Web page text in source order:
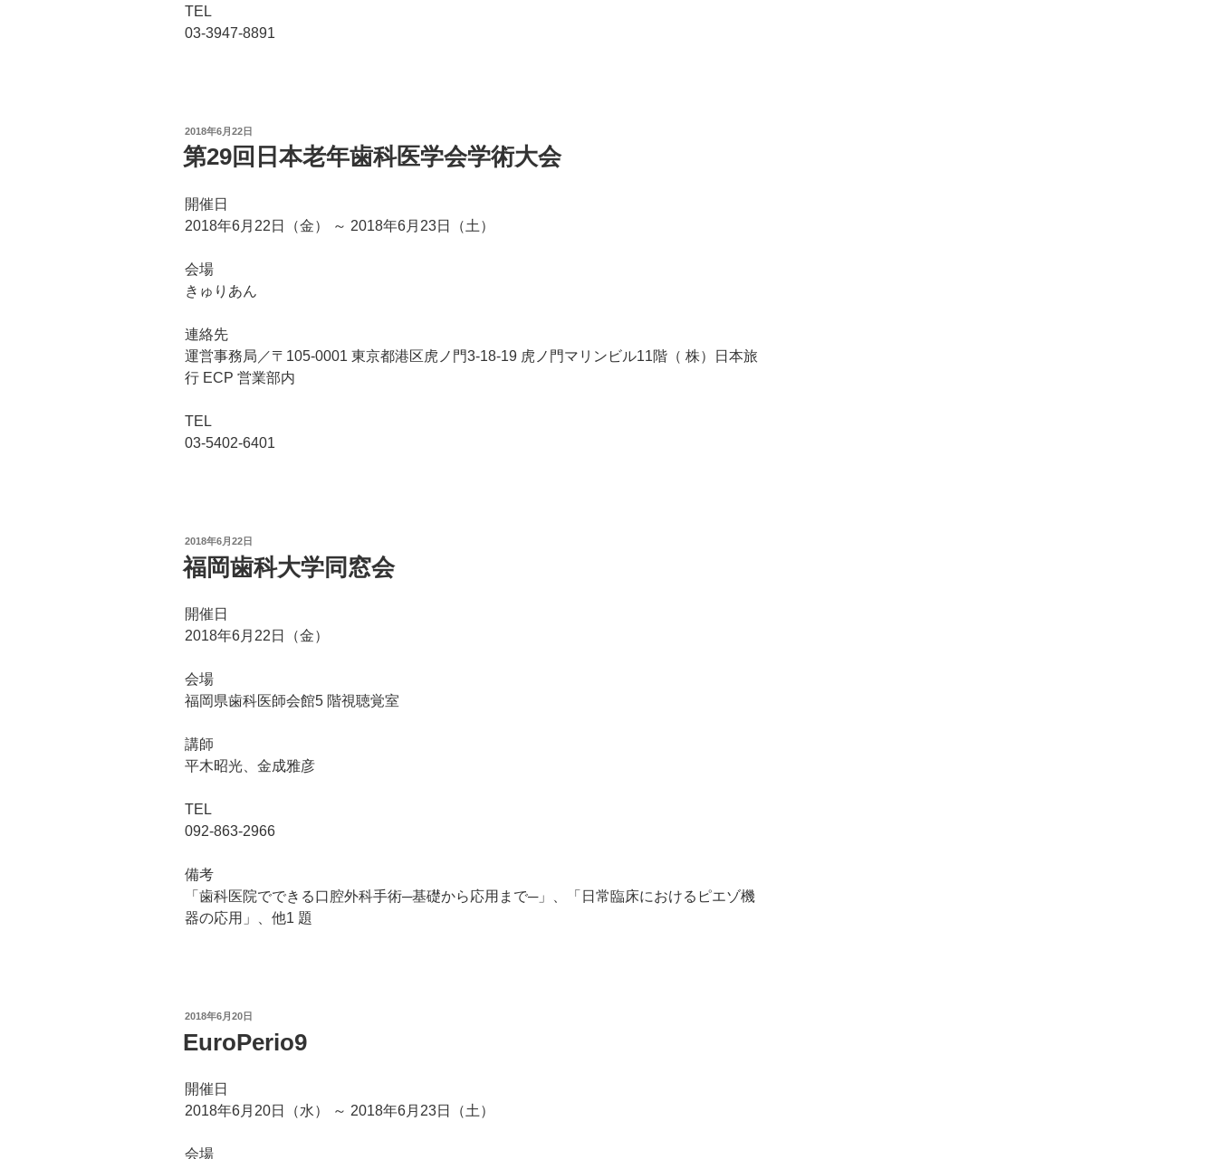
TEL
03-3947-8891
投
稿
日:
2018年6月22日
第29回日本老年歯科医学会学術大会
開催日
2018年6月22日（金） ～ 2018年6月23日（土）
会場
きゅりあん
連絡先
運営事務局／〒105-0001 東京都港区虎ノ門3-18-19 虎ノ門マリンビル11階（ 株）日本旅
行 ECP 営業部内
TEL
03-5402-6401
投
稿
日:
2018年6月22日
福岡歯科大学同窓会
開催日
2018年6月22日（金）
会場
福岡県歯科医師会館5 階視聴覚室
講師
平木昭光、金成雅彦
TEL
092-863-2966
備考
「歯科医院でできる口腔外科手術─基礎から応用まで─」、「日常臨床におけるピエゾ機
器の応用」、他1 題
投
日:
2018年6月20日
EuroPerio9
開催日
2018年6月20日（水） ～ 2018年6月23日（土）
会場